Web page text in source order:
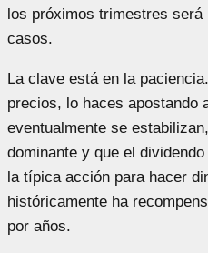
los próximos trimestres será
casos.
La clave está en la
precios, lo haces apostando
eventualmente se
dominante y que el
la típica acción para hacer
históricamente ha
por años.